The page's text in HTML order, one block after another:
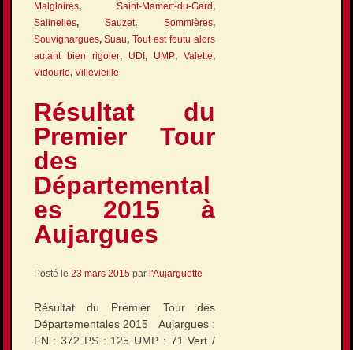
Malgloirès,Saint-Mamert-du-Gard,
Salinelles,Sauzet,Sommières,
Souvignargues,Suau,Tout est foutu alors
autant bien rigoler, UDI , UMP,Valette,
Vidourle, Villevieille
Résultat du
Premier Tour
des
Départemental
es 2015 à
Aujargues
Posté le 23 mars 2015par l'Aujarguette
Résultat du Premier Tour des
Départementales 2015 Aujargues :
FN : 372 PS : 125 UMP : 71 Vert /